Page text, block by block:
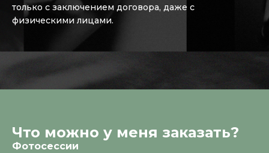
только с заключением договора, даже с
физическими лицами.
Что можно у меня заказать?
Фотосессии